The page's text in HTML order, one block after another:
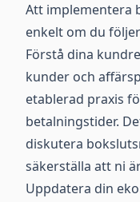
Att implementera
enkelt om du
Förstå dina
kunder och
etablerad praxis
betalningstider.
diskutera
säkerställa att ni
Uppdatera din